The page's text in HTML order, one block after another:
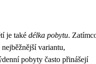
je také délka pobytu.
variantu,
pobyty často přinášejí